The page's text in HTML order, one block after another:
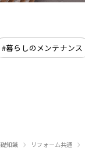
#暮らしのメンテナンス
知識 › リフォーム共通 ›